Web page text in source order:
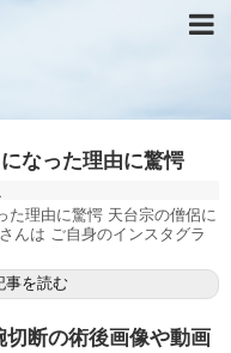
なった理由に驚愕
た理由に驚愕 天台宗の僧侶に
んは ご自身のインスタグラ
事を読む
切断の術後画像や動画